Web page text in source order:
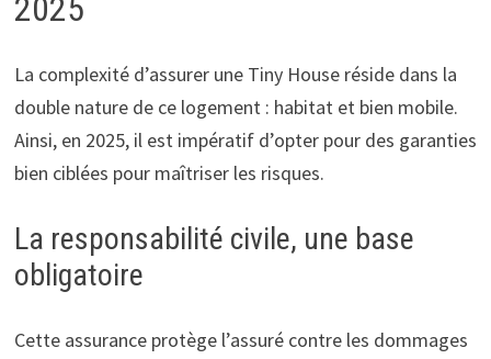
2025
La complexité d’assurer une Tiny House réside dans la
double nature de ce logement : habitat et bien mobile.
Ainsi, en 2025, il est impératif d’opter pour des garanties
bien ciblées pour maîtriser les risques.
La responsabilité civile, une base
obligatoire
Cette assurance protège l’assuré contre les dommages